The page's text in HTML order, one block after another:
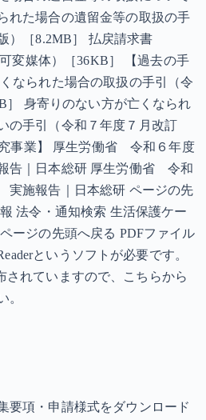
れた場合の遺留金等の取扱の手
）［8.2MB］ 払戻請求書
変媒体）［36KB］ 【過去の手
なられた場合の取扱の手引（令
］ 身寄りのない方が亡くなられ
の手引（令和７年度７月改訂
事業】 厚生労働省 令和６年度
告｜日本総研 厚生労働省 令和
実施報告｜日本総研 ページの先
法令・通知検索 生活保護ケー
ージの先頭へ戻る PDFファイル
というソフトが必要です。
されていますので、こちらから
。
要項・申請様式をダウンロード